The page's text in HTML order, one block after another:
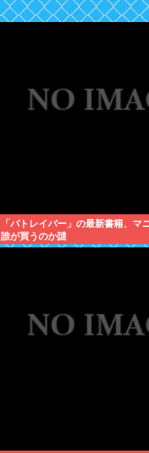
「パトレイバー」の最新書籍、マ
誰が買うのか謎